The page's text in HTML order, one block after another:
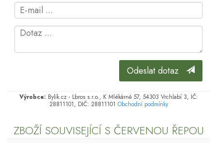
Odeslat dotaz
Výrobce: Bylík.cz - Lbros s.r.o., K Mlékárně 57, 54303 Vrchlabí 3, IČ:
28811101, DIČ: 28811101 Obchodní podmínky
ZBOŽÍ SOUVISEJÍCÍ S ČERVENOU ŘEPOU